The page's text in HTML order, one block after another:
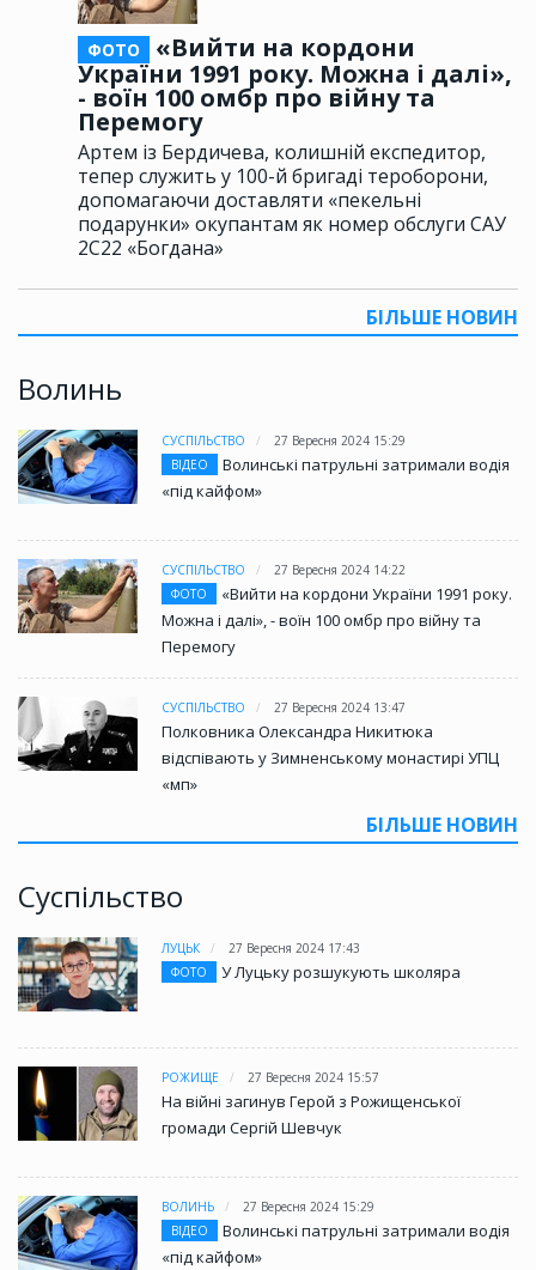
ФОТО
«Вийти на кордони
України 1991 року. Можна і далі»,
- воїн 100 омбр про війну та
Перемогу
Артем із Бердичева, колишній експедитор,
тепер служить у 100-й бригаді тероборони,
допомагаючи доставляти «пекельні
подарунки» окупантам як номер обслуги САУ
2С22 «Богдана»
БІЛЬШЕ НОВИН
Волинь
СУСПІЛЬСТВО
27 Вересня 2024 15:29
ВІДЕО
Волинські патрульні затримали водія
«під кайфом»
СУСПІЛЬСТВО
27 Вересня 2024 14:22
ФОТО
«Вийти на кордони України 1991 року.
Можна і далі», - воїн 100 омбр про війну та
Перемогу
СУСПІЛЬСТВО 27 Вересня 2024 13:47
Полковника Олександра Никитюка
відспівають у Зимненському монастирі УПЦ
«мп»
БІЛЬШЕ НОВИН
Суспільство
ЛУЦЬК
27 Вересня 2024 17:43
ФОТО
У Луцьку розшукують школяра
РОЖИЩЕ 27 Вересня 2024 15:57
На війні загинув Герой з Рожищенської
громади Сергій Шевчук
ВОЛИНЬ
27 Вересня 2024 15:29
ВІДЕО
Волинські патрульні затримали водія
«під кайфом»